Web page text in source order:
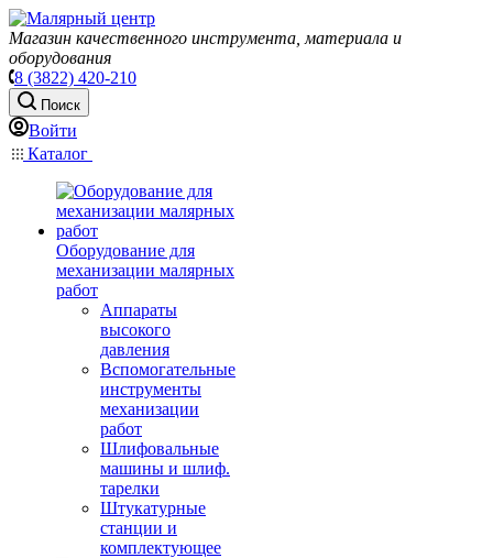
Магазин качественного инструмента, материала и
оборудования
8 (3822) 420-210
Поиск
Войти
Каталог
Оборудование для
механизации малярных
работ
Аппараты
высокого
давления
Вспомогательные
инструменты
механизации
работ
Шлифовальные
машины и шлиф.
тарелки
Штукатурные
станции и
комплектующее